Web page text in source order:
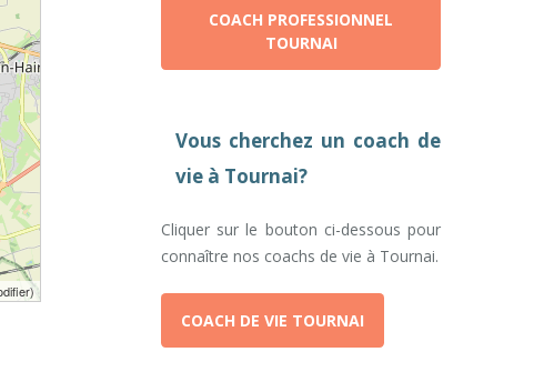
)
COACH PROFESSIONNEL
TOURNAI
Vous cherchez un coach de
vie à Tournai?
Cliquer sur le bouton ci-dessous pour
connaître nos coachs de vie à Tournai.
COACH DE VIE TOURNAI